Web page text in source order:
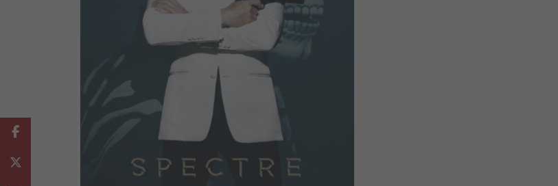
Facebook